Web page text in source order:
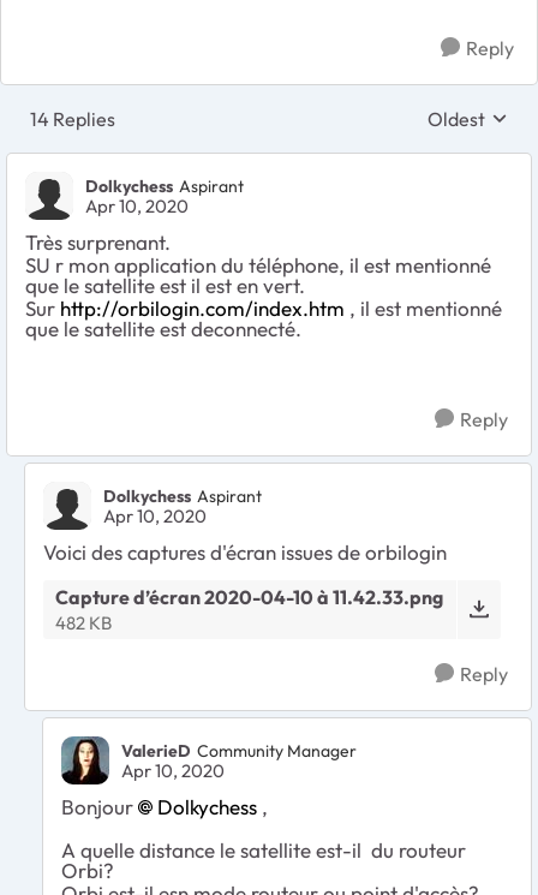
Reply
14 Replies Replies
Oldest
Dolkychess Aspirant
Apr 10, 2020
Très surprenant.
SU r mon application du téléphone, il est mentionné
que le satellite est il est en vert.
Sur http://orbilogin.com/index.htm , il est mentionné
que le satellite est deconnecté.
Reply
Dolkychess Aspirant
Apr 10, 2020
Voici des captures d'écran issues de orbilogin
Capture d’écran 2020-04-10 à 11.42.33.png
482 KB
Reply
ValerieD Community Manager
Apr 10, 2020
Bonjour Dolkychess ,
A quelle distance le satellite est-il du routeur
Orbi?